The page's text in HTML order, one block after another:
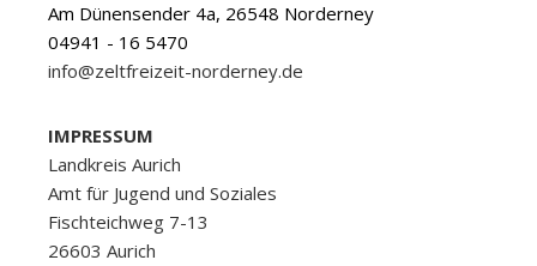
Am Dünensender 4a, 26548 Norderney
04941 - 16 5470
info@zeltfreizeit-norderney.de
IMPRESSUM
Landkreis Aurich
Amt für Jugend und Soziales
Fischteichweg 7-13
26603 Aurich